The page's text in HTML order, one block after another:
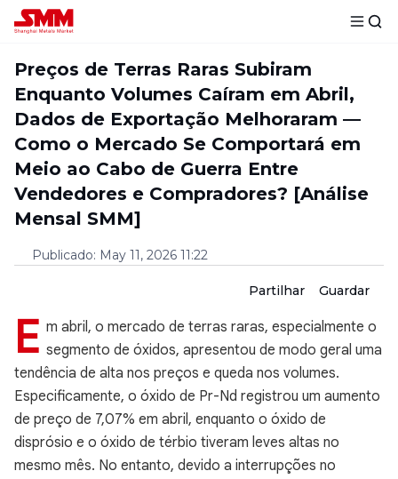
Preços de Terras Raras Subiram
Enquanto Volumes Caíram em Abril,
Dados de Exportação Melhoraram —
Como o Mercado Se Comportará em
Meio ao Cabo de Guerra Entre
Vendedores e Compradores? [Análise
Mensal SMM]
Publicado: May 11, 2026 11:22
Partilhar Guardar
E m abril, o mercado de terras raras, especialmente o
segmento de óxidos, apresentou de modo geral uma
tendência de alta nos preços e queda nos volumes.
Especificamente, o óxido de Pr-Nd registrou um aumento
de preço de 7,07% em abril, enquanto o óxido de
disprósio e o óxido de térbio tiveram leves altas no
mesmo mês. No entanto, devido a interrupções no